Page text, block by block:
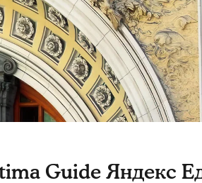
Guide Яндекс